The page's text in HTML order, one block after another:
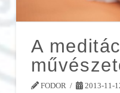
A
FODOR 2013-11-